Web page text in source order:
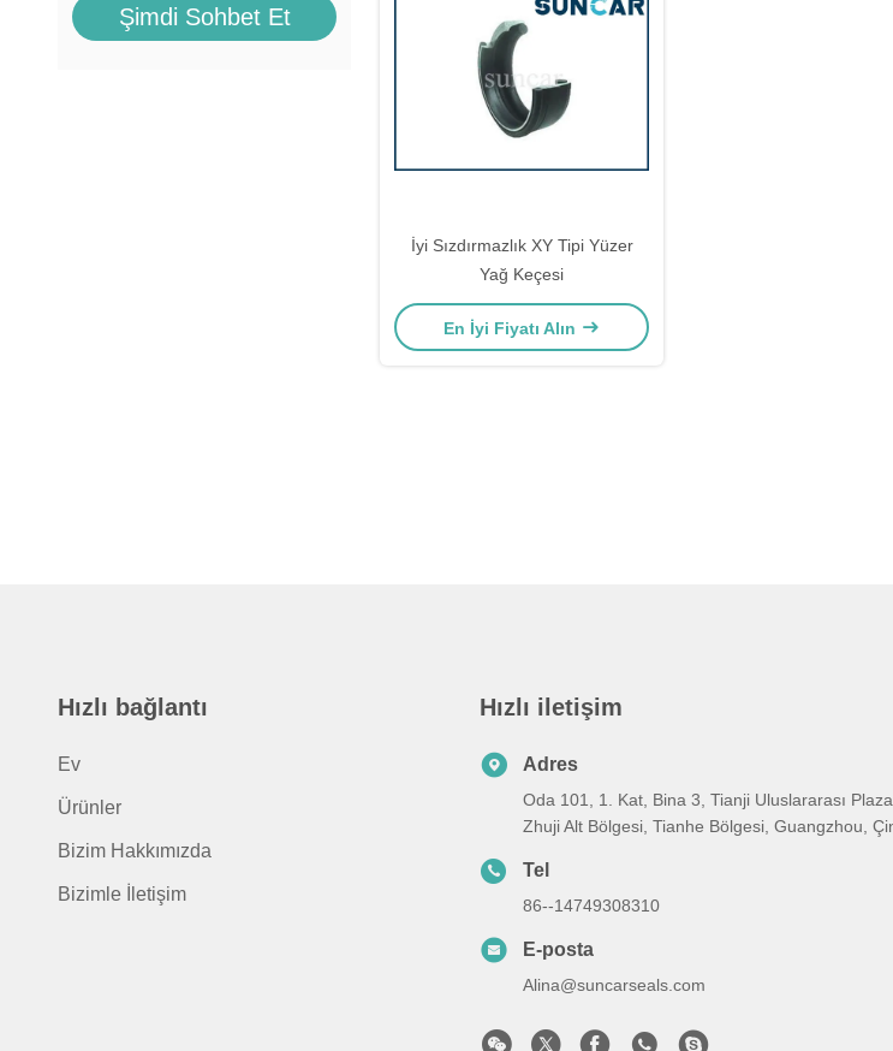
Şimdi Sohbet Et
İyi Sızdırmazlık XY Tipi Yüzer
Yağ Keçesi
En İyi Fiyatı Alın
Hızlı bağlantı
Ev
Ürünler
Bizim Hakkımızda
Bizimle İletişim
Hızlı iletişim
Adres
Oda 101, 1. Kat, Bina 3, Tianji Uluslararası
Zhuji Alt Bölgesi, Tianhe Bölgesi, Guangzhou,
Tel
86--14749308310
E-posta
Alina@suncarseals.com